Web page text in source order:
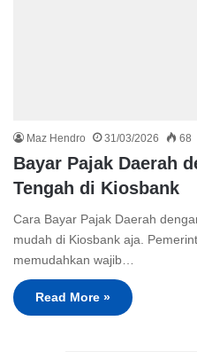
Maz Hendro 31/03/2026 68
Bayar Pajak Daerah
Tengah di Kiosbank
Cara Bayar Pajak Daerah
mudah di Kiosbank aja.
memudahkan wajib…
Read More »